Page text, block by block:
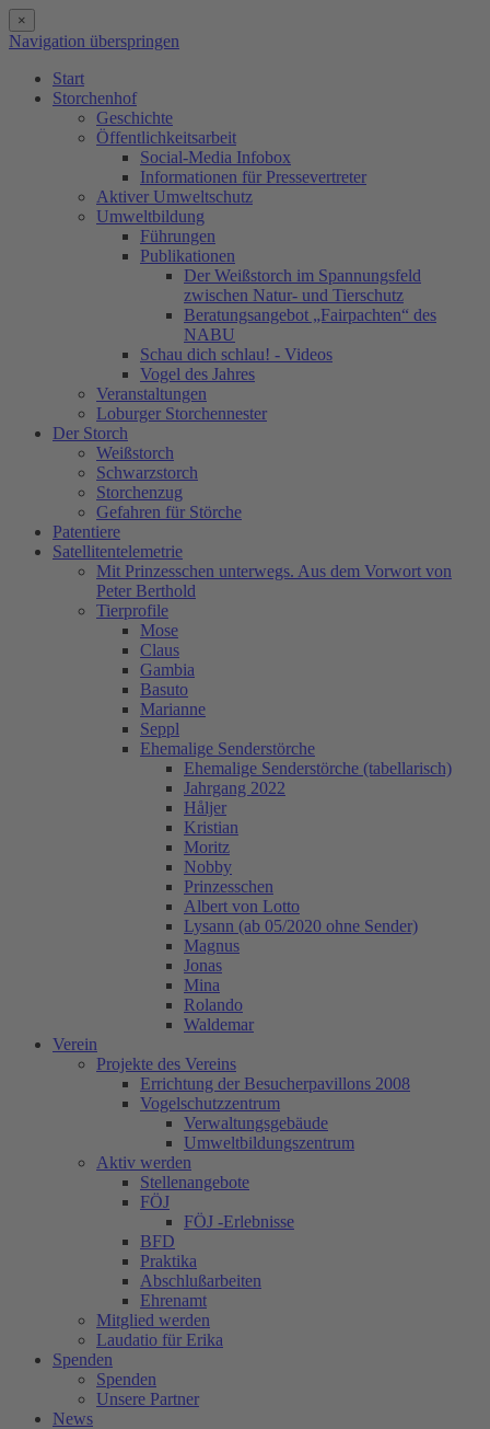
×
Navigation überspringen
Start
Storchenhof
Geschichte
Öffentlichkeitsarbeit
Social-Media Infobox
Informationen für Pressevertreter
Aktiver Umweltschutz
Umweltbildung
Führungen
Publikationen
Der Weißstorch im Spannungsfeld
zwischen Natur- und Tierschutz
Beratungsangebot „Fairpachten“ des
NABU
Schau dich schlau! - Videos
Vogel des Jahres
Veranstaltungen
Loburger Storchennester
Der Storch
Weißstorch
Schwarzstorch
Storchenzug
Gefahren für Störche
Patentiere
Satellitentelemetrie
Mit Prinzesschen unterwegs. Aus dem Vorwort von
Peter Berthold
Tierprofile
Mose
Claus
Gambia
Basuto
Marianne
Seppl
Ehemalige Senderstörche
Ehemalige Senderstörche (tabellarisch)
Jahrgang 2022
Håljer
Kristian
Moritz
Nobby
Prinzesschen
Albert von Lotto
Lysann (ab 05/2020 ohne Sender)
Magnus
Jonas
Mina
Rolando
Waldemar
Verein
Projekte des Vereins
Errichtung der Besucherpavillons 2008
Vogelschutzzentrum
Verwaltungsgebäude
Umweltbildungszentrum
Aktiv werden
Stellenangebote
FÖJ
FÖJ -Erlebnisse
BFD
Praktika
Abschlußarbeiten
Ehrenamt
Mitglied werden
Laudatio für Erika
Spenden
Spenden
Unsere Partner
News